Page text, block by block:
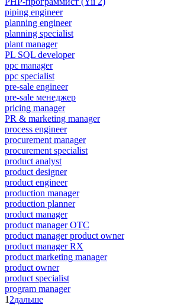
piping engineer
planning engineer
planning specialist
plant manager
PL SQL developer
ppc manager
ppc specialist
pre-sale engineer
pre-sale менеджер
pricing manager
PR & marketing manager
process engineer
procurement manager
procurement specialist
product analyst
product designer
product engineer
production manager
production planner
product manager
product manager OTC
product manager product owner
product manager RX
product marketing manager
product owner
product specialist
program manager
1 2дальше